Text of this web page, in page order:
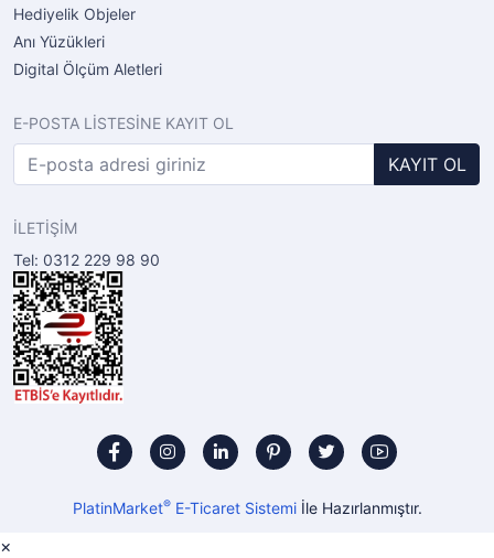
Hediyelik Objeler
Anı Yüzükleri
Digital Ölçüm Aletleri
E-POSTA LİSTESİNE KAYIT OL
KAYIT OL
İLETİŞİM
Tel: 0312 229 98 90
PlatinMarket®E-Ticaret Sistemiİle Hazırlanmıştır.
×